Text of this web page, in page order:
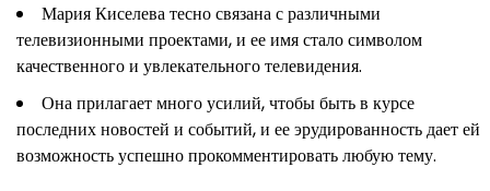
Мария Киселева тесно связана с различными
телевизионными проектами, и ее имя стало символом
качественного и увлекательного телевидения.
Она прилагает много усилий, чтобы быть в курсе
последних новостей и событий, и ее эрудированность дает ей
возможность успешно прокомментировать любую тему.